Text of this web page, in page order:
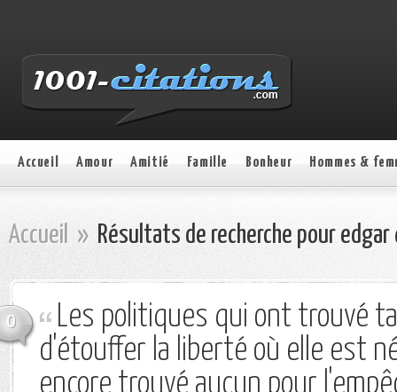
Accueil Amour Amitié Famille Bonheur Hommes &
Accueil » Résultats de recherche pour
0
Les politiques qui ont trouvé
d'étouffer la liberté où elle est
encore trouvé aucun pour